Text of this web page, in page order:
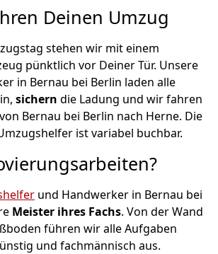
Deinen Umzug
stehen wir mit einem
pünktlich vor Deiner Tür. Unsere
in Bernau bei Berlin laden alle
sichern die Ladung und wir fahren
Bernau bei Berlin nach Herne. Die
ist variabel buchbar.
und Handwerker in Bernau bei
Meister ihres Fachs. Von der Wand
führen wir alle Aufgaben
und fachmännisch aus.